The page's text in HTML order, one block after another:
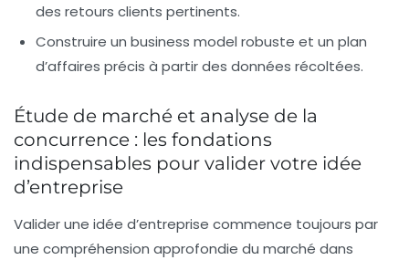
des retours clients pertinents.
Construire un business model robuste et un plan
d’affaires précis à partir des données récoltées.
Étude de marché et analyse de la
concurrence : les fondations
indispensables pour valider votre idée
d’entreprise
Valider une idée d’entreprise commence toujours par
une compréhension approfondie du marché dans